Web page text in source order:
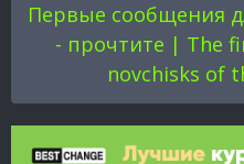
Первые сообщения
- прочтите | The
novchisks of